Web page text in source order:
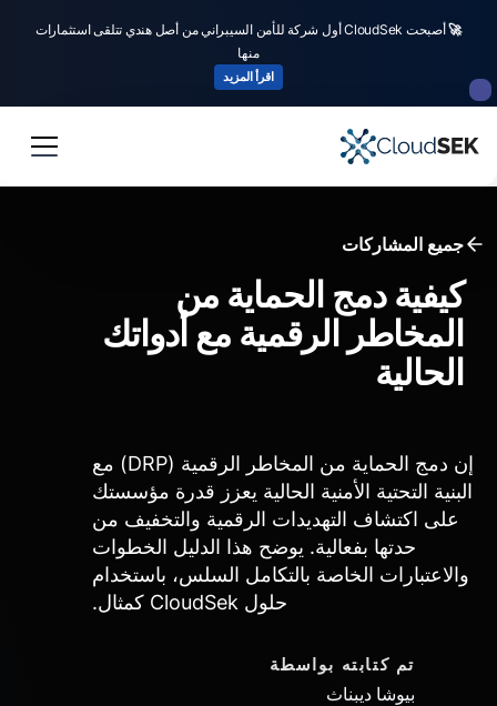
🚀
أصبحت CloudSek أول شركة للأمن السيبراني من أصل هندي تتلقى استثمارات
منها
اقرأ المزيد
جميع المشاركات
كيفية دمج الحماية من
المخاطر الرقمية مع أدواتك
الحالية
إن دمج الحماية من المخاطر الرقمية (DRP) مع
البنية التحتية الأمنية الحالية يعزز قدرة مؤسستك
على اكتشاف التهديدات الرقمية والتخفيف من
حدتها بفعالية. يوضح هذا الدليل الخطوات
والاعتبارات الخاصة بالتكامل السلس، باستخدام
حلول CloudSek كمثال.
تم كتابته بواسطة
بيوشا ديبناث